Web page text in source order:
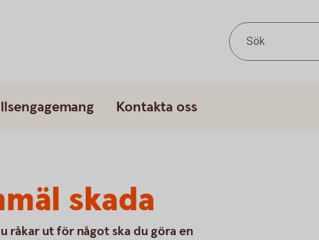
Sök
Kontakta oss
skada
råkar ut för något ska du göra en